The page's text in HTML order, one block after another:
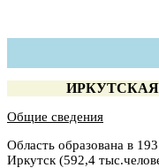
Общие сведения
Область образована в
Иркутск (592,4